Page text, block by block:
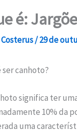
é:
/29 de
ser canhoto?
significa ter
10% da
uma